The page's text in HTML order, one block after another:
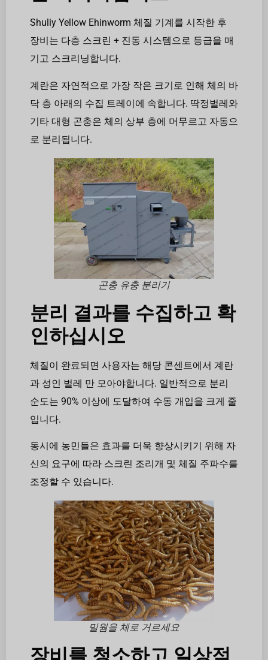
Shuliy Yellow Ehinworm 체질 기계를 시작한 후
장비는 다층 스크린 + 진동 시스템으로 등급을 매
기고 스크리닝합니다.
계란은 자연적으로 가장 작은 크기로 인해 체의 바
닥 층 아래의 수집 트레이에 속합니다. 딱정벌레와
기타 대형 곤충은 체의 상부 층에 머무르고 자동으
로 분리됩니다.
곤충 유충 분리기
분리 결과를 수집하고 확
인하십시오
체질이 완료되면 사용자는 해당 콘센트에서 계란
과 성인 벌레 만 모아야합니다. 일반적으로 분리
순도는 90% 이상에 도달하여 수동 개입을 크게 줄
입니다.
동시에 농민들은 효과를 더욱 향상시키기 위해 자
신의 요구에 따라 스크린 조리개 및 체질 주파수를
조정할 수 있습니다.
밀웜을 체로 거르세요
장비를 청소하고 일상적